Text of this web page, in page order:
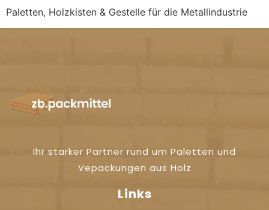
Paletten, Holzkisten & Gestelle für die Metallindustrie
Ihr starker Partner rund um Paletten und
Vepackungen aus Holz
Links